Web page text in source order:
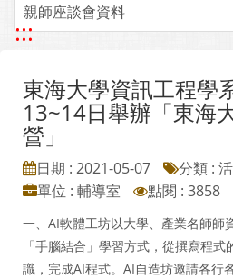
親師座談會資料
:::
東海大學資訊工程學
13~14日舉辦「東海
營」
日期 : 2021-05-07
分類 :
單位 : 輔導室
點閱 : 3858
一、AI軟體工坊以大學、產業名師師
「手腦結合」學習方式，從撰寫程
識，完成AI程式。AI自造坊邀請各行